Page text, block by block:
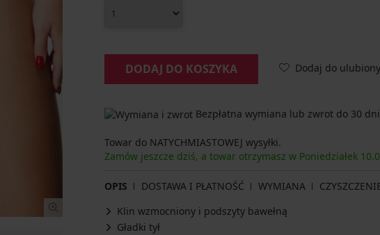
DODAJ DO KOSZYKA Dodaj do
Bezpłatna wymiana lub zwrot do 30 dni
Towar do NATYCHMIASTOWEJ wysyłki.
Zamów jeszcze dziś, a towar otrzymasz w Poniedziałek
OPIS DOSTAWA I PŁATNOŚĆ WYMIANA
Klin wzmocniony i podszyty bawełną
Gładki tył